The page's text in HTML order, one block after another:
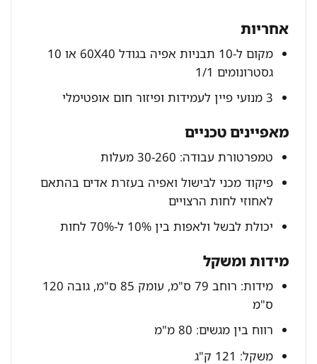
אחריות
מקום ל-10 תבניות אפיה בגודל 60X40 או 10
גסטרונומים 1/1
3 מנועי פיין לעמידות ופיזור חום אופטימלי
מאפיינים טכניים
טמפרטורת עבודה: 30-260 מעלות
פיקוד מכני לבישול ואפיה בעזרת אדים בהתאם
לאחוזי לחות הרצויים
יכולת לבשל ולאפות בין 10% ל-70% לחות
מידות ומשקל
מידות: רוחב 79 ס"מ, עומק 85 ס"מ, גובה 120
ס"מ
רווח בין מגשים: 80 מ"מ
משקל: 121 ק"ג